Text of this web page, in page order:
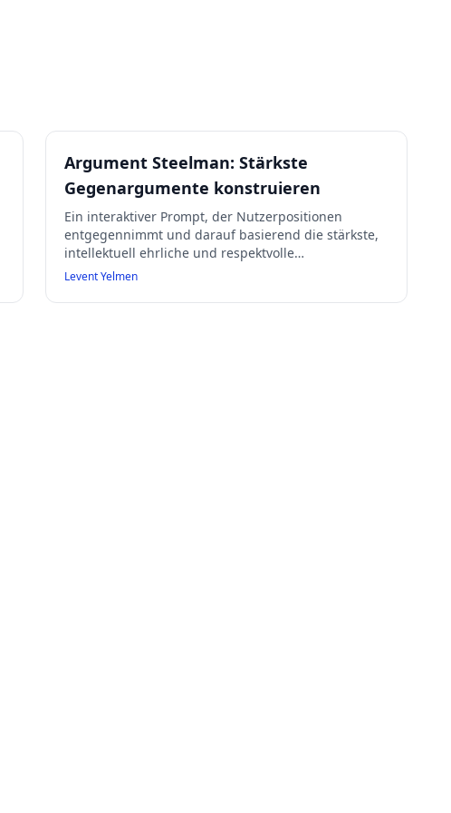
Argument Steelman: Stärkste
Gegenargumente konstruieren
Ein interaktiver Prompt, der Nutzerpositionen
entgegennimmt und darauf basierend die stärkste,
intellektuell ehrliche und respektvolle
Gegenargumentation erstellt. Dabei werden
und erfahrungsbasierte Perspektiven genutzt,
Levent Yelmen